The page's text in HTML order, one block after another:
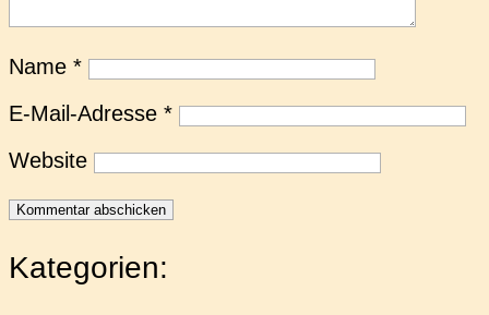
Name *
E-Mail-Adresse *
Website
Kategorien: